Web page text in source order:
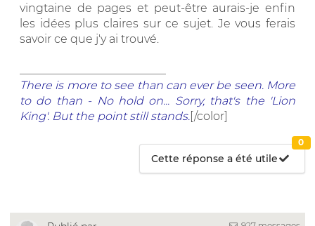
vingtaine de pages et peut-être aurais-je enfin
les idées plus claires sur ce sujet. Je vous ferais
savoir ce que j'y ai trouvé.
There is more to see than can ever be seen. More
to do than - No hold on... Sorry, that's the 'Lion
King'. But the point still stands.[/color]
Cette réponse a été utile
0